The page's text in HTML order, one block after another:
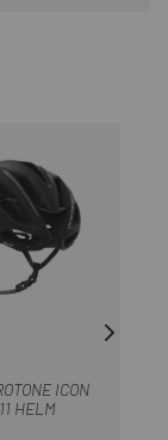
ICON
HELM